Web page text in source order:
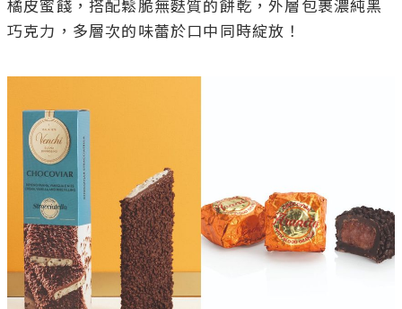
橘皮蜜餞，搭配鬆脆無麩質的餅乾，外層包裹濃純黑
巧克力，多層次的味蕾於口中同時綻放！